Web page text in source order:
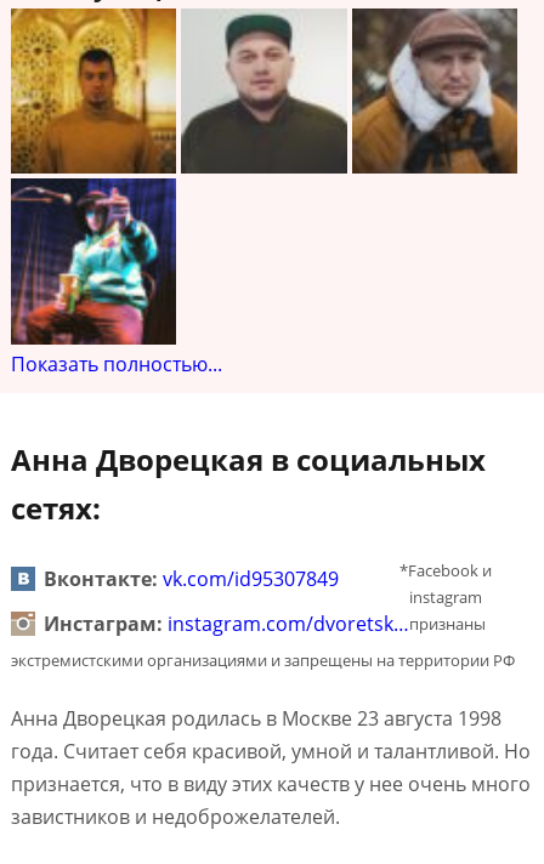
Показать полностью...
Анна Дворецкая в социальных
сетях:
Вконтакте: vk.com/id95307849
Инстаграм: instagram.com/dvoretsk…
*Facebook и
instagram
признаны
экстремистскими организациями и запрещены на территории РФ
Анна Дворецкая родилась в Москве 23 августа 1998
года. Считает себя красивой, умной и талантливой. Но
признается, что в виду этих качеств у нее очень много
завистников и недоброжелателей.